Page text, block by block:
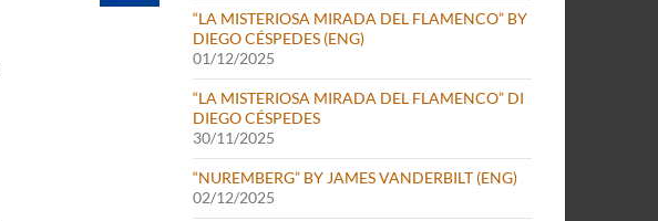
“LA MISTERIOSA MIRADA DEL FLAMENCO” BY
DIEGO CÉSPEDES (ENG)
01/12/2025
“LA MISTERIOSA MIRADA DEL FLAMENCO” DI
DIEGO CÉSPEDES
30/11/2025
“NUREMBERG” BY JAMES VANDERBILT (ENG)
02/12/2025